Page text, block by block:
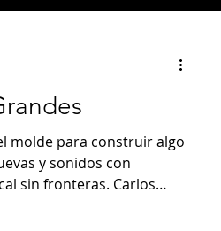
molde para construir algo
y sonidos con
sin fronteras. Carlos